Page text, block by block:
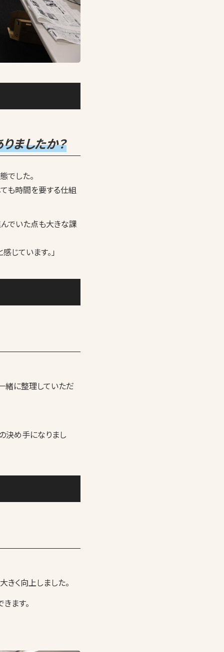
ましたか？
でした。
も時間を要する仕組
でいた点も大きな課
じています。」
緒に整理していただ
決め手になりまし
く向上しました。
ます。